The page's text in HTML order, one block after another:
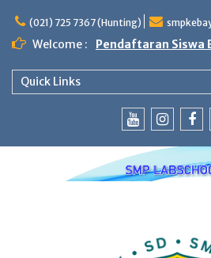
content
(021) 725 7367 (Hunting)
Welcome : Pendaftaran Siswa
Quick Links